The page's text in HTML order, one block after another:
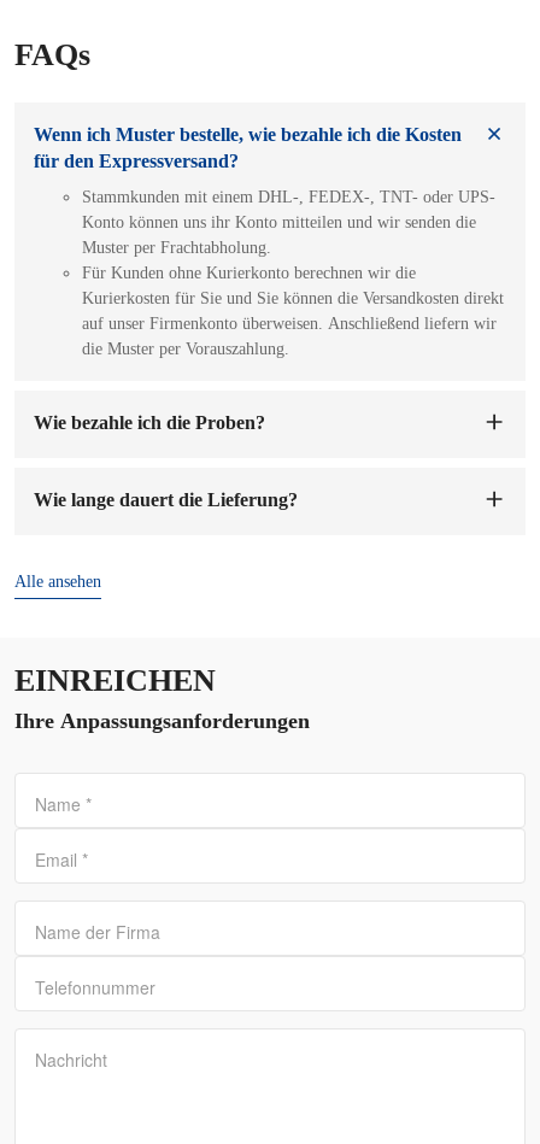
FAQs
Wenn ich Muster bestelle, wie bezahle ich die Kosten
für den Expressversand?
Stammkunden mit einem DHL-, FEDEX-, TNT- oder UPS-
Konto können uns ihr Konto mitteilen und wir senden die
Muster per Frachtabholung.
Für Kunden ohne Kurierkonto berechnen wir die
Kurierkosten für Sie und Sie können die Versandkosten direkt
auf unser Firmenkonto überweisen. Anschließend liefern wir
die Muster per Vorauszahlung.
Wie bezahle ich die Proben?
anfertigen. Die Probenvorbereitung dauert 1-7 Werktage.
Wie lange dauert die Lieferung?
Alle ansehen
EINREICHEN
Ihre Anpassungsanforderungen
Name *
Email *
Name der Firma
Telefonnummer
Nachricht